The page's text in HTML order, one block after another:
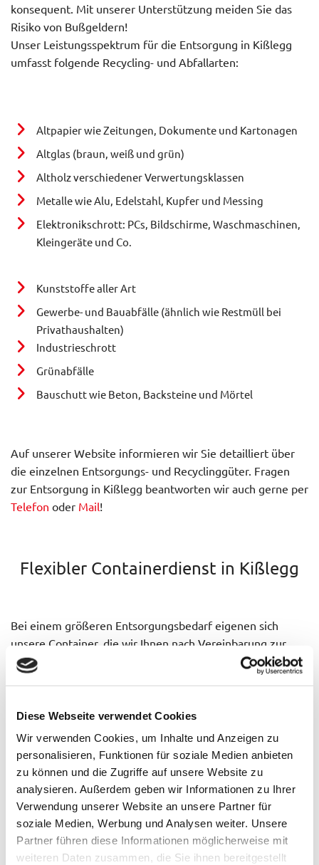
Diese Webseite verwendet Cookies
Wir verwenden Cookies, um Inhalte und Anzeigen zu
personalisieren, Funktionen für soziale Medien anbieten
zu können und die Zugriffe auf unsere Website zu
analysieren. Außerdem geben wir Informationen zu Ihrer
Verwendung unserer Website an unsere Partner für
soziale Medien, Werbung und Analysen weiter. Unsere
Partner führen diese Informationen möglicherweise mit
weiteren Daten zusammen, die Sie ihnen bereitgestellt
konsequent. Mit unserer Unterstützung meiden Sie das
Risiko von Bußgeldern!
Unser Leistungsspektrum für die Entsorgung in Kißlegg
umfasst folgende Recycling- und Abfallarten:
Altpapier wie Zeitungen, Dokumente und Kartonagen
Altglas (braun, weiß und grün)
Altholz verschiedener Verwertungsklassen
Metalle wie Alu, Edelstahl, Kupfer und Messing
Elektronikschrott: PCs, Bildschirme, Waschmaschinen,
Kleingeräte und Co.
Kunststoffe aller Art
Gewerbe- und Bauabfälle (ähnlich wie Restmüll bei
Privathaushalten)
Industrieschrott
Grünabfälle
Bauschutt wie Beton, Backsteine und Mörtel
Auf unserer Website informieren wir Sie detailliert über
die einzelnen Entsorgungs- und Recyclinggüter. Fragen
zur Entsorgung in Kißlegg beantworten wir auch gerne per
Telefon oder Mail!
Flexibler Containerdienst in Kißlegg
Bei einem größeren Entsorgungsbedarf eigenen sich
unsere Container, die wir Ihnen nach Vereinbarung zur
Verfügung stellen. Ob vorübergehende Baustelle oder
langfristiger Bedarf im Unternehmen: Wir schnüren mit
Wählen Sie im ersten Schritt denpassenden Container
für Ihren Zweck. Die Auswahl im Überblick:
kompakte Absetzcontainer
mit oder ohne Deckel:
Das Volumen variiert zwischen 4 m³ und 15 m³.
geräumigeAbrollcontainermit einer Kapazität von